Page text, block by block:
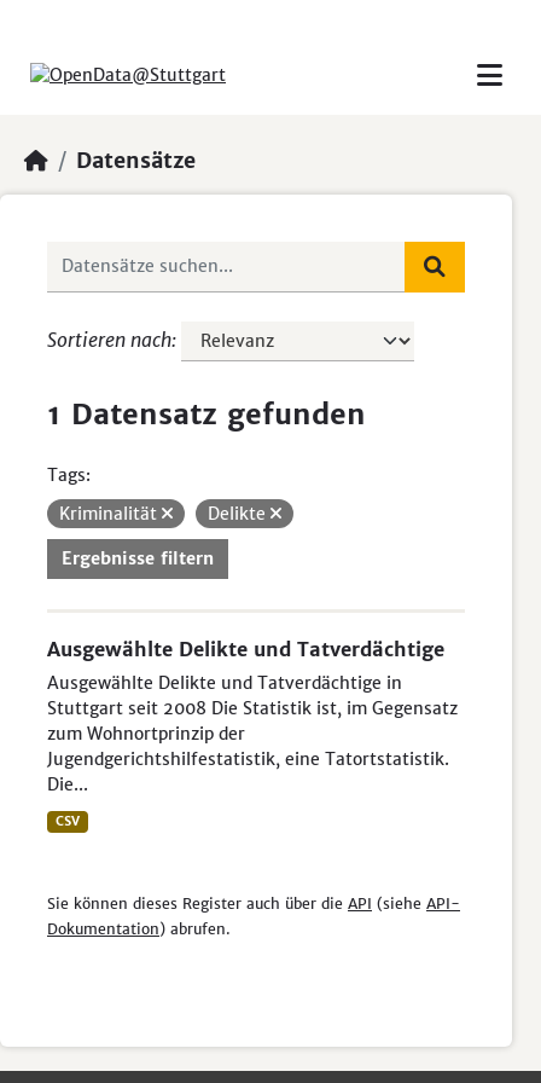
Datensätze
Sortieren nach
1 Datensatz gefunden
Tags:
Kriminalität
Delikte
Ergebnisse filtern
Ausgewählte Delikte und Tatverdächtige
Ausgewählte Delikte und Tatverdächtige in
Stuttgart seit 2008 Die Statistik ist, im Gegensatz
zum Wohnortprinzip der
Jugendgerichtshilfestatistik, eine Tatortstatistik.
Die...
CSV
Sie können dieses Register auch über die API (siehe API-
Dokumentation) abrufen.